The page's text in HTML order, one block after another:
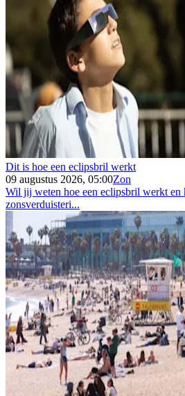
Dit is hoe een eclipsbril werkt
09 augustus 2026, 05:00Zon
Wil jij weten hoe een eclipsbril werkt en
zonsverduisteri...